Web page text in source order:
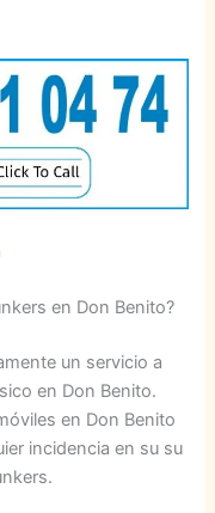
en Don Benito?
un servicio a
en Don Benito.
en Don Benito
incidencia en su su